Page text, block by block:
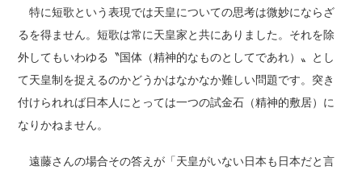
特に短歌という表現では天皇についての思考は微妙にならざ
るを得ません。短歌は常に天皇家と共にありました。それを除
外してもいわゆる〝国体（精神的なものとしてであれ）〟とし
て天皇制を捉えるのかどうかはなかなか難しい問題です。突き
付けられれば日本人にとっては一つの試金石（精神的敷居）に
なりかねません。
遠藤さんの場合その答えが「天皇がいない日本も日本だと言